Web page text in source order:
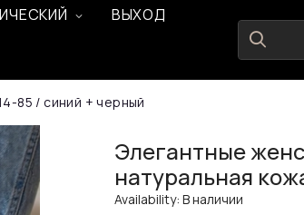
ВЫХОД
85 / синий + черный
Элегантные
натуральная
Availability: В наличии